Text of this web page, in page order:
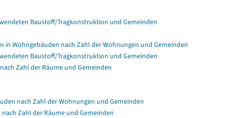
Baustoff/Tragkonstruktion und Gemeinden
Wohngebäuden nach Zahl der Wohnungen und Gemeinden
Baustoff/Tragkonstruktion und Gemeinden
Zahl der Räume und Gemeinden
nach Zahl der Wohnungen und Gemeinden
Zahl der Räume und Gemeinden